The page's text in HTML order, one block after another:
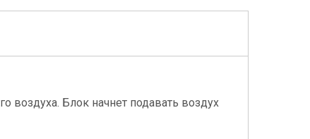
воздуха. Блок начнет подавать воздух